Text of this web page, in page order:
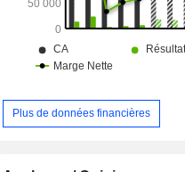
Plus de données financières